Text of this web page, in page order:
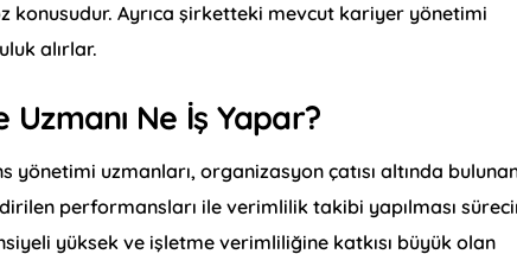
konusudur. Ayrıca şirketteki mevcut kariyer yönetimi
alırlar.
Ne İş Yapar?
uzmanları, organizasyon çatısı altında
performansları ile verimlilik takibi yapılması
yüksek ve işletme verimliliğine katkısı büyük olan